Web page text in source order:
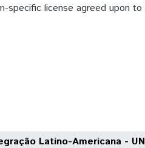
specific license agreed upon to
Latino-Americana -